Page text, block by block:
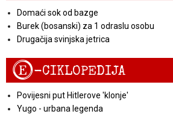
Domaći sok od bazge
Burek (bosanski) za 1 odraslu osobu
Drugačija svinjska jetrica
E-CIKLOPEDIJA
Povijesni put Hitlerove 'klonje'
Yugo - urbana legenda